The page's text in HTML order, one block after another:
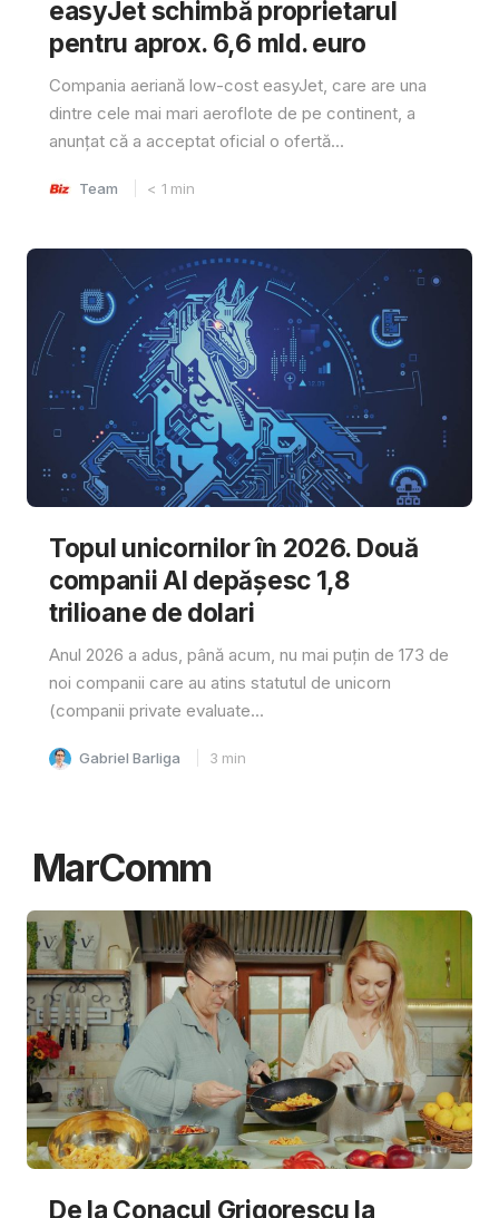
easyJet schimbă proprietarul
pentru aprox. 6,6 mld. euro
Compania aeriană low-cost easyJet, care are una
dintre cele mai mari aeroflote de pe continent, a
anunțat că a acceptat oficial o ofertă...
Team < 1 min
Topul unicornilor în 2026. Două
companii AI depășesc 1,8
trilioane de dolari
Anul 2026 a adus, până acum, nu mai puțin de 173 de
noi companii care au atins statutul de unicorn
(companii private evaluate...
Gabriel Barliga 3 min
MarComm
De la Conacul Grigorescu la